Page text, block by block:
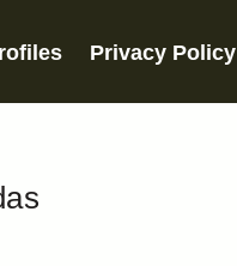
Privacy Policy